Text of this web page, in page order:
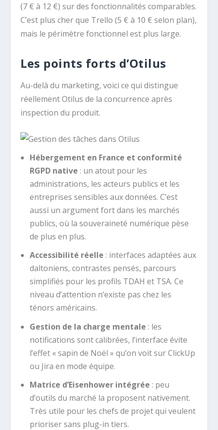
(7 € à 12 €) sur des fonctionnalités comparables.
C’est plus cher que Trello (5 € à 10 € selon plan),
mais le périmètre fonctionnel est plus large.
Les points forts d’Otilus
Au-delà du marketing, voici ce qui distingue
réellement Otilus de la concurrence après
inspection du produit.
Hébergement en France et conformité
RGPD native : un atout pour les
administrations, les acteurs publics et les
entreprises sensibles aux données. C’est
aussi un argument fort dans les marchés
publics, où la souveraineté numérique pèse
de plus en plus.
Accessibilité réelle : interfaces adaptées aux
daltoniens, contrastes pensés, parcours
simplifiés pour les profils TDAH et TSA. Ce
niveau d’attention n’existe pas chez les
ténors américains.
Gestion de la charge mentale : les
notifications sont calibrées, l’interface évite
l’effet « sapin de Noël » qu’on voit sur ClickUp
ou Jira en mode équipe.
Matrice d’Eisenhower intégrée : peu
d’outils du marché la proposent nativement.
Très utile pour les chefs de projet qui veulent
prioriser sans plug-in tiers.